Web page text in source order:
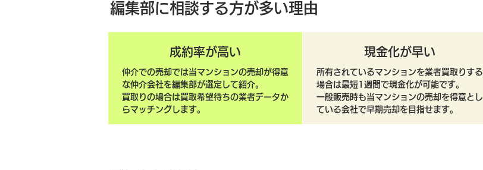
編集部に相談する方が多い理由
成約率が高い
仲介での売却では当マンションの売却が得意
な仲介会社を編集部が選定して紹介。
買取りの場合は買取希望待ちの業者データか
らマッチングします。
現金化が早い
所有されているマンションを業者買取りする
場合は最短1週間で現金化が可能です。
一般販売時も当マンションの売却を得意とし
ている会社で早期売却を目指せます。